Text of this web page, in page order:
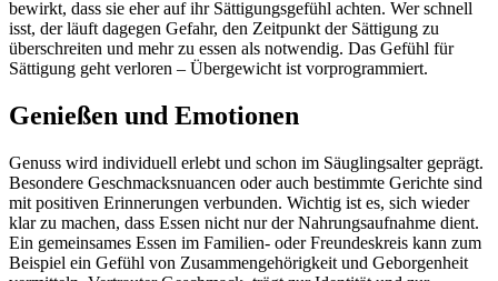
bewirkt, dass sie eher auf ihr Sättigungsgefühl achten. Wer schnell
isst, der läuft dagegen Gefahr, den Zeitpunkt der Sättigung zu
überschreiten und mehr zu essen als notwendig. Das Gefühl für
Sättigung geht verloren – Übergewicht ist vorprogrammiert.
Genießen und Emotionen
Genuss wird individuell erlebt und schon im Säuglingsalter geprägt.
Besondere Geschmacks­nuancen oder auch bestimmte Gerichte sind
mit positiven Erinnerungen verbunden. Wichtig ist es, sich wieder
klar zu machen, dass Essen nicht nur der Nahrungsaufnahme dient.
Ein gemein­sames Essen im Familien- oder Freundeskreis kann zum
Beispiel ein Gefühl von Zusammengehörigkeit und Geborgenheit